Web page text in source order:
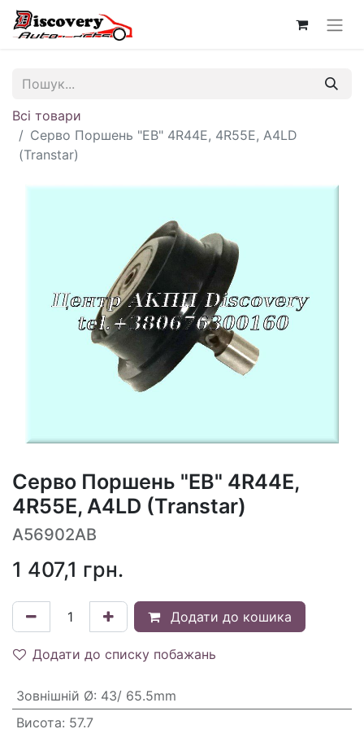
Всі товари
Серво Поршень "EB" 4R44E, 4R55E, A4LD
(Transtar)
Серво Поршень "EB" 4R44E,
4R55E, A4LD (Transtar)
A56902AB
1 407,1 грн.
Додати до кошика
Додати до списку побажань
Зовнішній Ø: 43/ 65.5mm
Висота: 57.7